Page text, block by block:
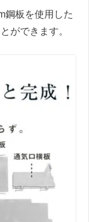
鋼板を使用した
ができます。